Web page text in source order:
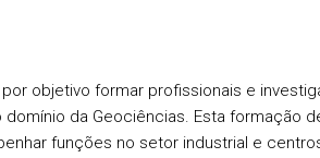
objetivo formar profissionais e
da Geociências. Esta formação
funções no setor industrial e